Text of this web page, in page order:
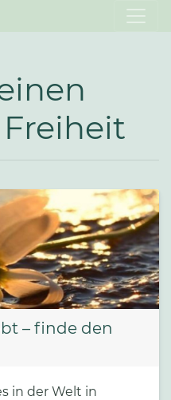
– finde den
in der Welt in